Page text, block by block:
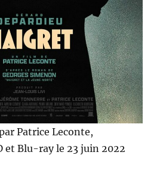
Patrice Leconte,
et Blu-ray le 23 juin 2022